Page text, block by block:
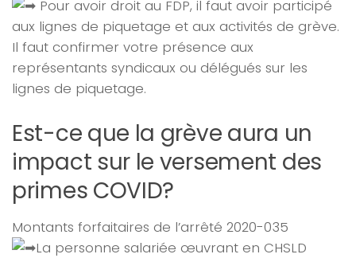
Pour avoir droit au FDP, il faut avoir participé
aux lignes de piquetage et aux activités de grève.
Il faut confirmer votre présence aux
représentants syndicaux ou délégués sur les
lignes de piquetage.
Est-ce que la grève aura un
impact sur le versement des
primes COVID?
Montants forfaitaires de l’arrêté 2020-035
La personne salariée œuvrant en CHSLD